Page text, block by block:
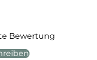
Bewertung